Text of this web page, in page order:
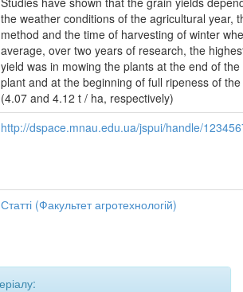
the weather conditions of the agricultural year,
method and the time of harvesting of winter
average, over two years of research, the
yield was in mowing the plants at the end of the
plant and at the beginning of full ripeness of
(4.07 and 4.12 t / ha, respectively)
http://dspace.mnau.edu.ua/jspui/handle/
Статті (Факультет агротехнологій)